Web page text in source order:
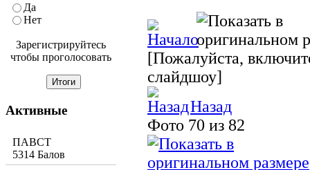
[Пожалуйста,
слайдшоу]
Назад
Фото 70 из 82
Да
Нет
Зарегистрируйтесь
чтобы проголосовать
Активные
ПАВСТ
5314 Балов